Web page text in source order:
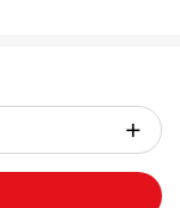
+